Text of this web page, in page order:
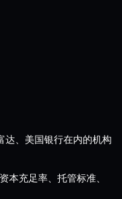
达、美国银行在内的机构
充足率、托管标准、